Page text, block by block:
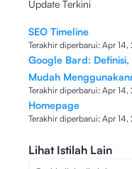
Update Terkini
SEO Timeline
Terakhir diperbarui: Apr 14,
Google Bard:
Mudah
Terakhir diperbarui: Apr 14,
Homepage
Terakhir diperbarui: Apr 14,
Lihat Istilah Lain